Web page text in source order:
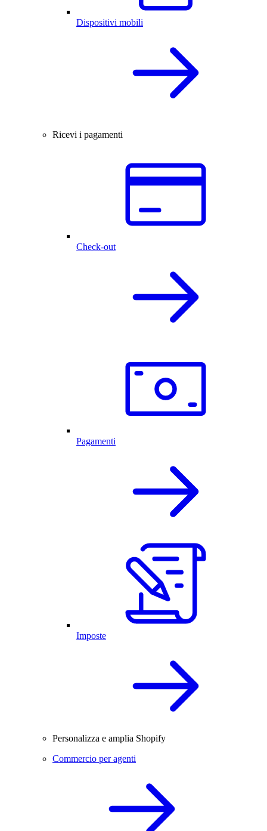
Dispositivi mobili
Ricevi i pagamenti
Check-out
Pagamenti
Imposte
Personalizza e amplia Shopify
Commercio per agenti